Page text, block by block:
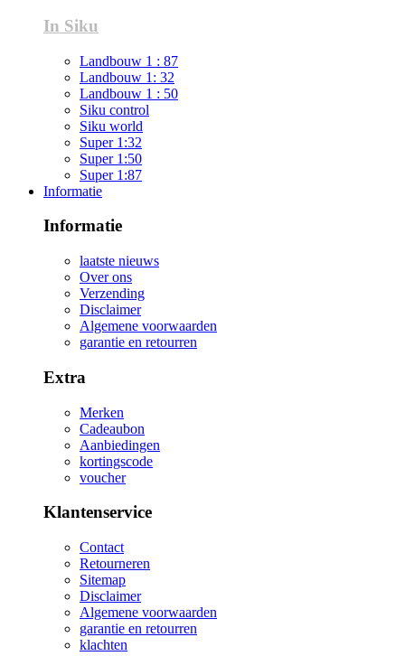
In Siku
Landbouw 1 : 87
Landbouw 1: 32
Landbouw 1 : 50
Siku control
Siku world
Super 1:32
Super 1:50
Super 1:87
Informatie
Informatie
laatste nieuws
Over ons
Verzending
Disclaimer
Algemene voorwaarden
garantie en retourren
Extra
Merken
Cadeaubon
Aanbiedingen
kortingscode
voucher
Klantenservice
Contact
Retourneren
Sitemap
Disclaimer
Algemene voorwaarden
garantie en retourren
klachten